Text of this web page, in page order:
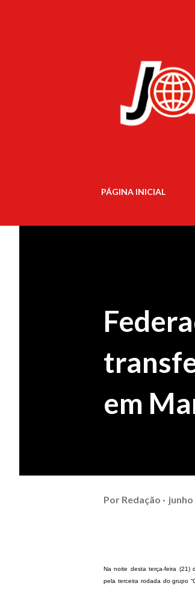
PÁGINA INICIAL
em
Por Redação junho
Na noite desta terça-feira (21)
pela terceira rodada do grupo